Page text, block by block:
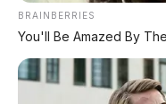
1. Razia
BRAINBERRIES
You'll Be Amazed By